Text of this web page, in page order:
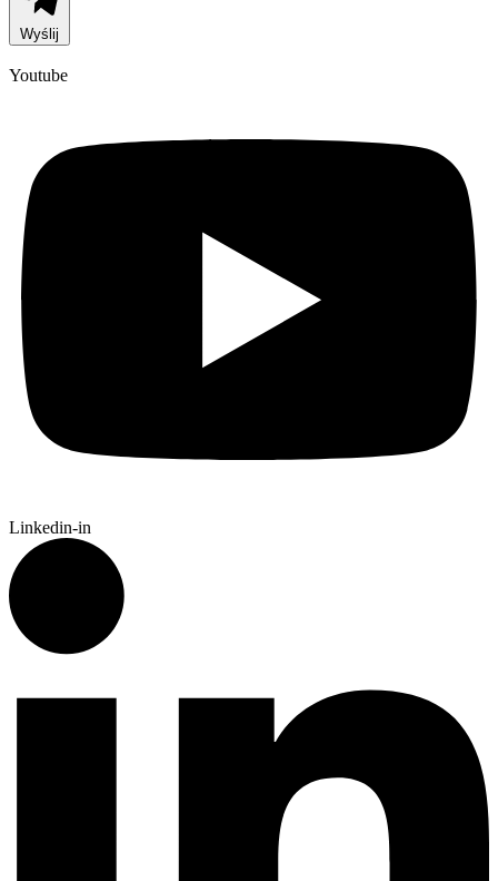
Wyślij
Youtube
Linkedin-in